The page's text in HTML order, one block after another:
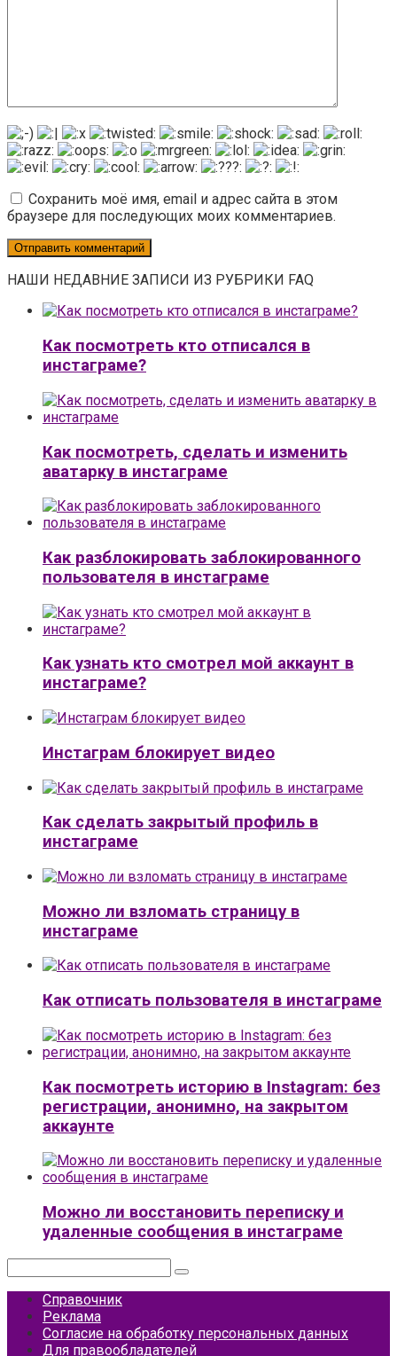
Сохранить моё имя, email и адрес сайта в этом
браузере для последующих моих комментариев.
НАШИ НЕДАВНИЕ ЗАПИСИ ИЗ РУБРИКИ FAQ
Как посмотреть кто отписался в
инстаграме?
Как посмотреть, сделать и изменить
аватарку в инстаграме
Как разблокировать заблокированного
пользователя в инстаграме
Как узнать кто смотрел мой аккаунт в
инстаграме?
Инстаграм блокирует видео
Как сделать закрытый профиль в
инстаграме
Можно ли взломать страницу в
инстаграме
Как отписать пользователя в инстаграме
Как посмотреть историю в Instagram: без
регистрации, анонимно, на закрытом
аккаунте
Можно ли восстановить переписку и
удаленные сообщения в инстаграме
Справочник
Реклама
Согласие на обработку персональных данных
Для правообладателей